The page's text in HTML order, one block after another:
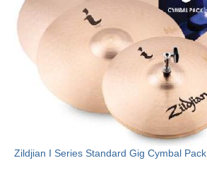
Zildjian I Series Standard Gig Cymbal Pack